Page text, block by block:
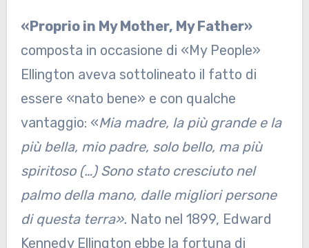
«Proprio in My Mother, My Father»
composta in occasione di «My People»
Ellington aveva sottolineato il fatto di
essere «nato bene» e con qualche
vantaggio: «Mia madre, la più grande e la
più bella, mio padre, solo bello, ma più
spiritoso (…) Sono stato cresciuto nel
palmo della mano, dalle migliori persone
di questa terra». Nato nel 1899, Edward
Kennedy Ellington ebbe la fortuna di